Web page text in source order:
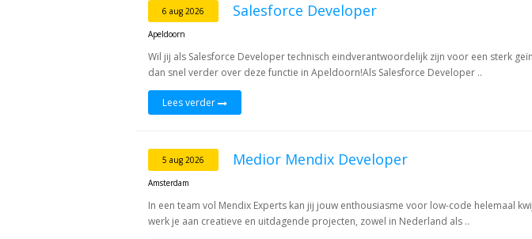
6 aug 2026 Salesforce Developer
Apeldoorn
Wil jij als Salesforce Developer technisch eindverantwoordelijk zijn voor een sterk
dan snel verder over deze functie in Apeldoorn!Als Salesforce Developer ..
Lees verder
5 aug 2026 Medior Mendix Developer
Amsterdam
In een team vol Mendix Experts kan jij jouw enthousiasme voor low-code helemaal
werk je aan creatieve en uitdagende projecten, zowel in Nederland als ..